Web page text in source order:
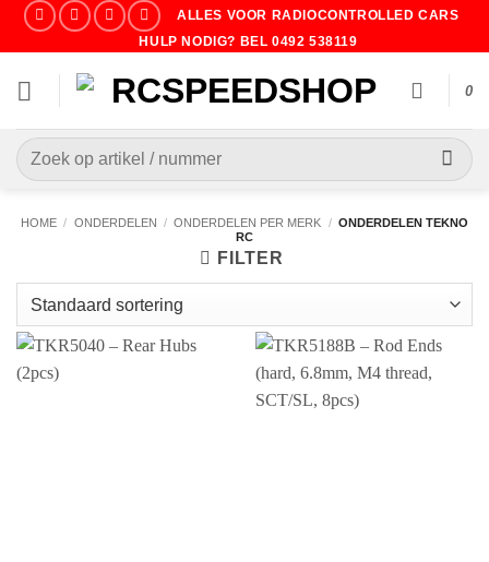
ALLES VOOR RADIOCONTROLLED CARS
HULP NODIG? BEL 0492 538119
0
Zoeken
naar:
HOME / ONDERDELEN / ONDERDELEN PER MERK / ONDERDELEN TEKNO
RC
FILTER